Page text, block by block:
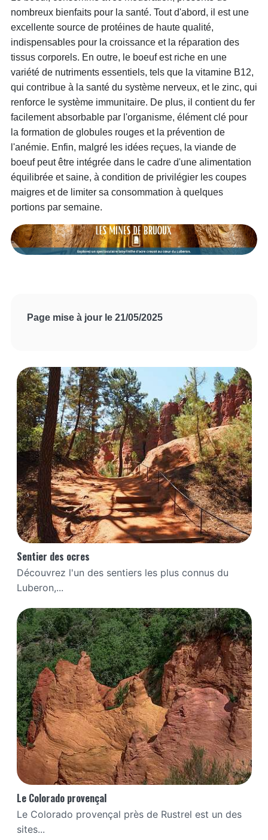
nombreux bienfaits pour la santé. Tout d'abord, il est une
excellente source de protéines de haute qualité,
indispensables pour la croissance et la réparation des
tissus corporels. En outre, le boeuf est riche en une
variété de nutriments essentiels, tels que la vitamine B12,
qui contribue à la santé du système nerveux, et le zinc, qui
renforce le système immunitaire. De plus, il contient du fer
facilement absorbable par l'organisme, élément clé pour
la formation de globules rouges et la prévention de
l'anémie. Enfin, malgré les idées reçues, la viande de
boeuf peut être intégrée dans le cadre d'une alimentation
équilibrée et saine, à condition de privilégier les coupes
maigres et de limiter sa consommation à quelques
portions par semaine.
Page mise à jour le 21/05/2025
Sentier des ocres
Découvrez l'un des sentiers les plus connus du
Luberon,...
Le Colorado provençal
Le Colorado provençal près de Rustrel est un des
sites...